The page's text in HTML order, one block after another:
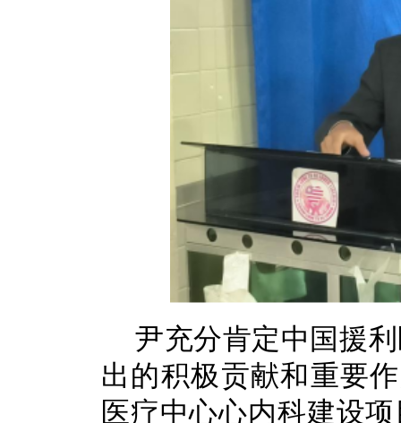
尹充分肯定中国援
出的积极贡献和重要
医疗中心心内科建设